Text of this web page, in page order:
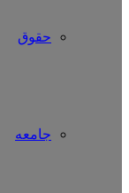
حقوق
جامعه